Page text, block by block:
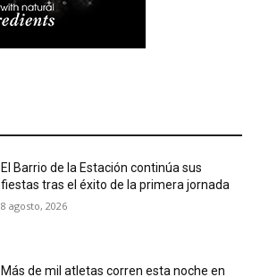
El Barrio de la Estación continúa sus
fiestas tras el éxito de la primera jornada
8 agosto, 2026
Más de mil atletas corren esta noche en